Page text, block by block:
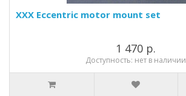
XXX Eccentric motor mount set
1 470 р.
Доступность: нет в наличии